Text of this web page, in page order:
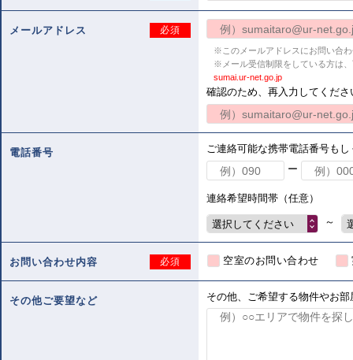
メールアドレス 必須
※このメールアドレスにお問い合
※メール受信制限をしている方は
sumai.ur-net.go.jp
確認のため、再入力してくださ
電話番号
ご連絡可能な携帯電話番号も
ー
連絡希望時間帯（任意）
選択してください ～
お問い合わせ内容 必須 空室のお問い合わせ
その他ご要望など その他、ご希望する物件やお